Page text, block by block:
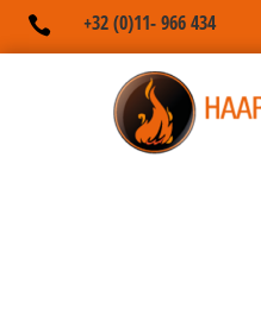
 +32 (0)11- 966 434